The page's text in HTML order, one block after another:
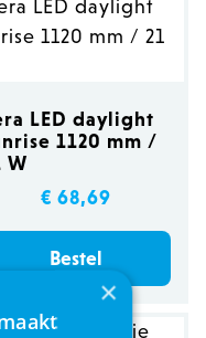
LED daylight
1120 mm /
W
€ 68,69
Bestel
×